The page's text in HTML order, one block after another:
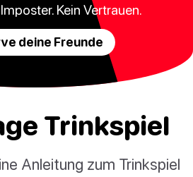
Kein Vertrauen.
deine Freunde
Trinkspiel
Anleitung zum Trinkspiel